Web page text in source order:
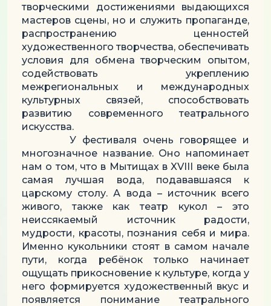
творческими достижениями выдающихся
мастеров сцены, но и служить пропаганде,
распространению ценностей
художественного творчества, обеспечивать
условия для обмена творческим опытом,
содействовать укреплению
межрегиональных и международных
культурных связей, способствовать
развитию современного театрального
искусства.
У фестиваля очень говорящее и
многозначное название. Оно напоминает
нам о том, что в Мытищах в XVIII веке была
самая лучшая вода, подававшаяся к
царскому столу. А вода – источник всего
живого, также как театр кукол – это
неиссякаемый источник радости,
мудрости, красоты, познания себя и мира.
Именно кукольники стоят в самом начале
пути, когда ребёнок только начинает
ощущать прикосновение к культуре, когда у
него формируется художественный вкус и
появляется понимание театрального